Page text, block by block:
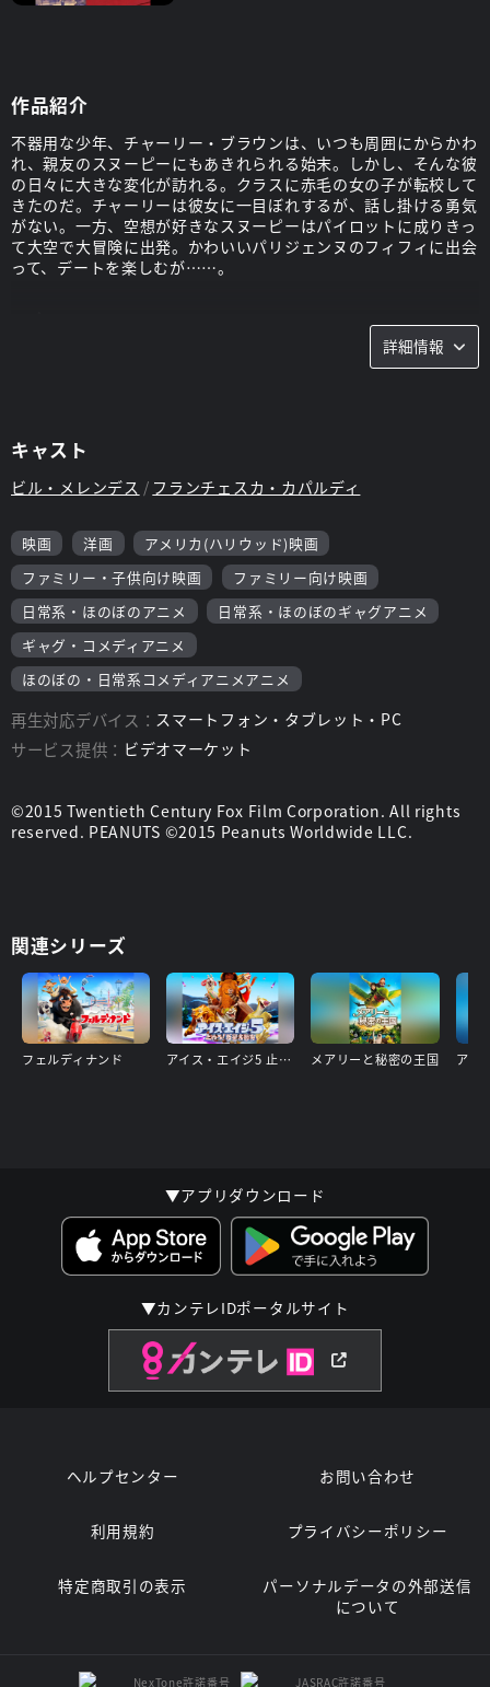
作品紹介
不器用な少年、チャーリー・ブラウンは、いつも周囲にからかわ
れ、親友のスヌーピーにもあきれられる始末。しかし、そんな彼
の日々に大きな変化が訪れる。クラスに赤毛の女の子が転校して
きたのだ。チャーリーは彼女に一目ぼれするが、話し掛ける勇気
がない。一方、空想が好きなスヌーピーはパイロットに成りきっ
て大空で大冒険に出発。かわいいパリジェンヌのフィフィに出会
って、デートを楽しむが……。
詳細情報
キャスト
ビル・メレンデス フランチェスカ・カパルディ
映画 洋画
アメリカ(ハリウッド)映画
ファミリー・子供向け映画
ファミリー向け映画
日常系・ほのぼのアニメ
日常系・ほのぼのギャグアニメ
ギャグ・コメディアニメ
ほのぼの・日常系コメディアニメアニメ
再生対応デバイス： スマートフォン・タブレット・PC
サービス提供： ビデオマーケット
©2015 Twentieth Century Fox Film Corporation. All rights
reserved. PEANUTS ©2015 Peanuts Worldwide LLC.
関連シリーズ
フェルディナンド アイス・エイジ5 止めろ!惑星大衝突 メアリーと秘密の王国
▼アプリダウンロード
▼カンテレIDポータルサイト
ヘルプセンター お問い合わせ
利用規約 プライバシーポリシー
特定商取引の表示
パーソナルデータの外部送信
について
NexTone許諾番号 JASRAC許諾番号